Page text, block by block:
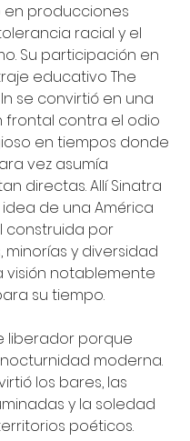
producciones
racial y el
Su participación en
educativo The
In se convirtió en una
frontal contra el odio
en tiempos donde
vez asumía
directas. Allí Sinatra
de una América
construida por
minorías y diversidad
visión notablemente
su tiempo.
liberador porque
moderna.
los bares, las
y la soledad
poéticos.